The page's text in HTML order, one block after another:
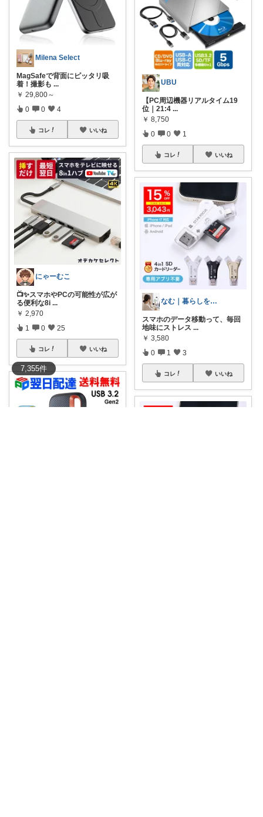
7,355件
Milena Select
MagSafeで背面にピッタリ吸
着！撮影も ...
￥ 29,800～
0 0 4
コレ いいね
にゃーむこ
📺✨スマホやPCの可能性が広が
る便利な8i ...
￥ 2,970
1 0 25
コレ いいね
UBU
【PC周辺機器リアルタイム19
位｜21:4 ...
￥ 8,750
0 0 1
コレ いいね
なむ｜暮らしを整える便利ガジェット
スマホのデータ移動って、毎回
地味にストレス ...
￥ 3,580
0 1 3
コレ いいね